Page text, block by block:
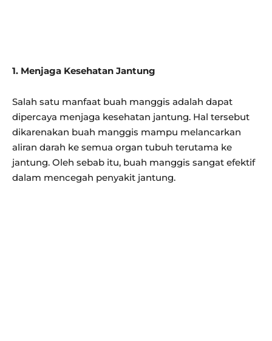
1. Menjaga Kesehatan Jantung
Salah satu manfaat buah manggis adalah dapat
dipercaya menjaga kesehatan jantung. Hal tersebut
dikarenakan buah manggis mampu melancarkan
aliran darah ke semua organ tubuh terutama ke
jantung. Oleh sebab itu, buah manggis sangat efektif
dalam mencegah penyakit jantung.